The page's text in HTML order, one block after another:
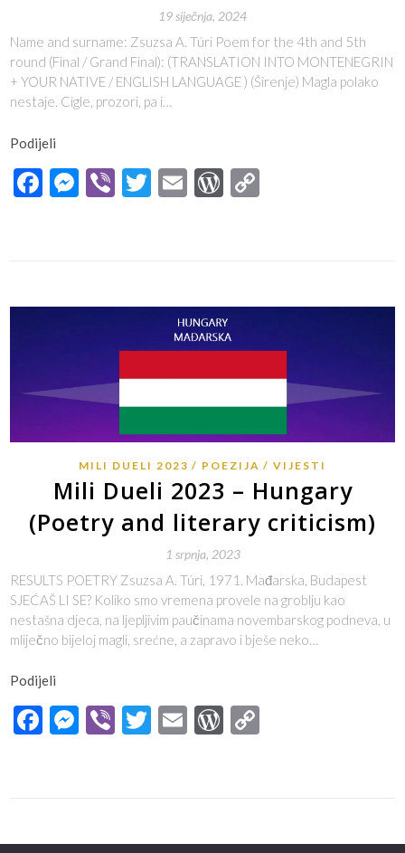
19 siječnja, 2024
Name and surname: Zsuzsa A. Túri Poem for the 4th and 5th
round (Final / Grand Final): (TRANSLATION INTO MONTENEGRIN
+ YOUR NATIVE / ENGLISH LANGUAGE ) (Širenje) Magla polako
nestaje. Cigle, prozori, pa i…
Podijeli
Facebook
Messenger
ViberTwitter
EmailWordPress
MILI DUELI 2023 POEZIJA VIJESTI
Mili Dueli 2023 – Hungary
(Poetry and literary criticism)
1 srpnja, 2023
RESULTS POETRY Zsuzsa A. Túri, 1971. Mađarska, Budapest
SJEĆAŠ LI SE? Koliko smo vremena provele na groblju kao
nestašna djeca, na ljepljivim paučinama novembarskog podneva, u
mliječno bijeloj magli, srećne, a zapravo i bješe neko…
Podijeli
Facebook
Messenger
ViberTwitter
EmailWordPress